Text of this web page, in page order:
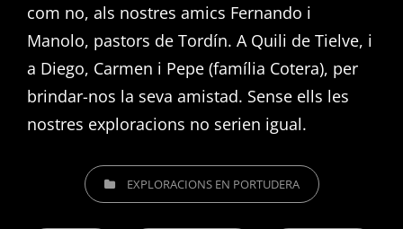
com no, als nostres amics Fernando i
Manolo, pastors de Tordín. A Quili de Tielve, i
a Diego, Carmen i Pepe (família Cotera), per
brindar-nos la seva amistad. Sense ells les
nostres exploracions no serien igual.
CATEGORIESEXPLORACIONS EN PORTUDERA